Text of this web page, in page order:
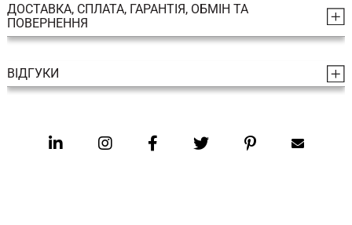
ДОСТАВКА, СПЛАТА, ГАРАНТІЯ, ОБМІН ТА
ПОВЕРНЕННЯ
ВІДГУКИ